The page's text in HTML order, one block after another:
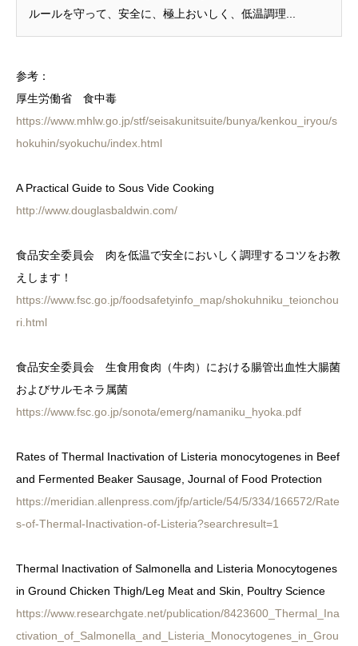
ルールを守って、安全に、極上おいしく、低温調理...
参考：
厚生労働省 食中毒
https://www.mhlw.go.jp/stf/seisakunitsuite/bunya/kenkou_iryou/s
hokuhin/syokuchu/index.html
A Practical Guide to Sous Vide Cooking
http://www.douglasbaldwin.com/
食品安全委員会 肉を低温で安全においしく調理するコツをお教
えします！
https://www.fsc.go.jp/foodsafetyinfo_map/shokuhniku_teionchou
ri.html
食品安全委員会 生食用食肉（牛肉）における腸管出血性大腸菌
およびサルモネラ属菌
https://www.fsc.go.jp/sonota/emerg/namaniku_hyoka.pdf
Rates of Thermal Inactivation of Listeria monocytogenes in Beef
and Fermented Beaker Sausage, Journal of Food Protection
https://meridian.allenpress.com/jfp/article/54/5/334/166572/Rate
s-of-Thermal-Inactivation-of-Listeria?searchresult=1
Thermal Inactivation of Salmonella and Listeria Monocytogenes
in Ground Chicken Thigh/Leg Meat and Skin, Poultry Science
https://www.researchgate.net/publication/8423600_Thermal_Ina
ctivation_of_Salmonella_and_Listeria_Monocytogenes_in_Grou